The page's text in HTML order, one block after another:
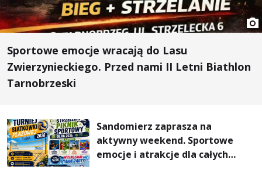
Sportowe emocje wracają do Lasu
Zwierzynieckiego. Przed nami II Letni Biathlon
Tarnobrzeski
Sandomierz zaprasza na
aktywny weekend. Sportowe
emocje i atrakcje dla całych